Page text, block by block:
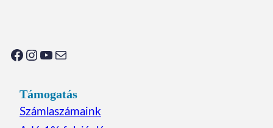
Facebook Instagram YouTube Mail
Támogatás
Számlaszámaink